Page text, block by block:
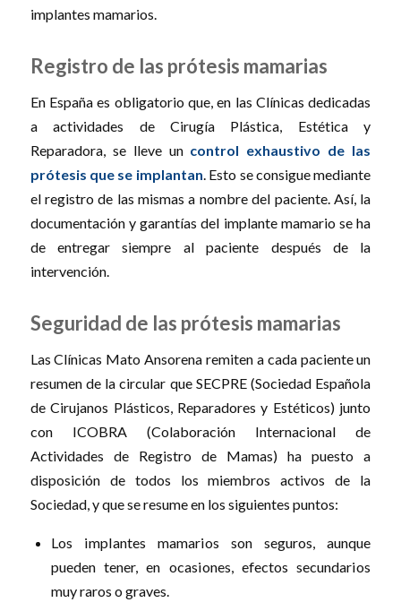
implantes mamarios.
Registro de las prótesis mamarias
En España es obligatorio que, en las Clínicas dedicadas
a actividades de Cirugía Plástica, Estética y
Reparadora, se lleve un control exhaustivo de las
prótesis que se implantan. Esto se consigue mediante
el registro de las mismas a nombre del paciente. Así, la
documentación y garantías del implante mamario se ha
de entregar siempre al paciente después de la
intervención.
Seguridad de las prótesis mamarias
Las Clínicas Mato Ansorena remiten a cada paciente un
resumen de la circular que SECPRE (Sociedad Española
de Cirujanos Plásticos, Reparadores y Estéticos) junto
con ICOBRA (Colaboración Internacional de
Actividades de Registro de Mamas) ha puesto a
disposición de todos los miembros activos de la
Sociedad, y que se resume en los siguientes puntos:
Los implantes mamarios son seguros, aunque
pueden tener, en ocasiones, efectos secundarios
muy raros o graves.